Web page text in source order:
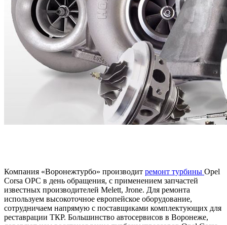
Компания «Воронежтурбо» производит ремонт турбины Opel
Corsa OPC в день обращения, с применением запчастей
известных производителей Melett, Jrone. Для ремонта
используем высокоточное европейское оборудование,
сотрудничаем напрямую с поставщиками комплектующих для
реставрации ТКР. Большинство автосервисов в Воронеже,